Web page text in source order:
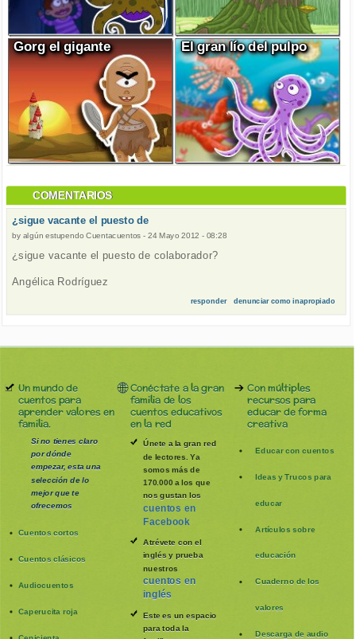
Gorg el gigante El gran lío del pulpo
COMENTARIOS
¿sigue vacante el puesto de
by algún estupendo Cuentacuentos - 24 Mayo 2012 - 08:28
¿sigue vacante el puesto de colaborador?
Angélica Rodríguez
responder denunciar como inapropiado
Un mundo de
cuentos para
aprender valores en
familia.
Si no tienes claro
por dónde
empezar, esta una
selección de lo
mejor que te
ofrecemos
Cuentos cortos
Cuentos clásicos
Audiocuentos
Caperucita roja
Conéctate a la gran
familia de los
cuentos educativos
en la red
Únete a la gran red
de lectores. Ya
somos más de
170.000 a los que
nos gustan los
cuentos en
Facebook
Atrévete con el
inglés y prueba
nuestros
cuentos en
inglés
Este es un espacio
para toda la
Con múltiples
recursos para
educar de forma
creativa
Educar con cuentos
Ideas y Trucos para
educar
Artículos sobre
educación
Cuaderno de los
valores
Descarga de audio